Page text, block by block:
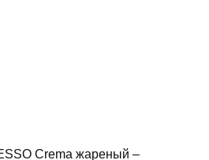
Crema жареный –